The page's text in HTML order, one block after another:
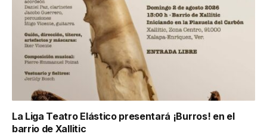
La Liga Teatro Elástico presentará ¡Burros! en el
barrio de Xallitic